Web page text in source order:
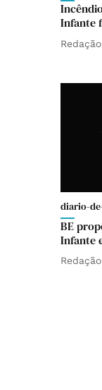
Infante
diario-
BE
Infante